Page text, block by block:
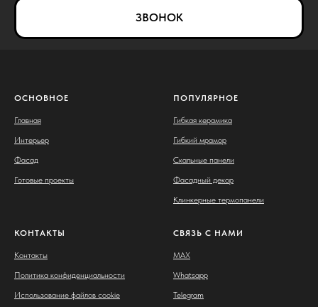
ЗВОНОК
ОСНОВНОЕ
Главная
Интерьер
Фасад
Готовые проекты
ПОПУЛЯРНОЕ
Гибкая керамика
Гибкий мрамор
Скальные панели
Фасадный декор
Клинкерные термопанели
КОНТАКТЫ
Контакты
Политика конфиденциальности
Использование файлов cookie
СВЯЗЬ С НАМИ
MAX
Whatsapp
Telegram